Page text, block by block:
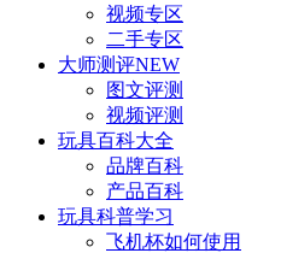
视频专区
二手专区
大师测评NEW
图文评测
视频评测
玩具百科大全
品牌百科
产品百科
玩具科普学习
飞机杯如何使用